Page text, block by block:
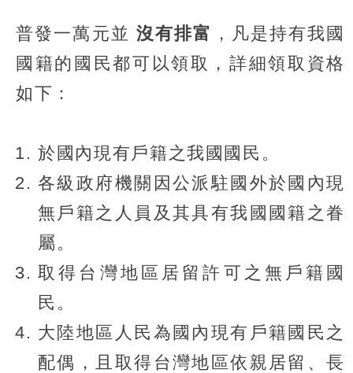
普發一萬元並 沒有排富 ，凡是持有我國
國籍的國民都可以領取，詳細領取資格
如下：
於國內現有戶籍之我國國民。
各級政府機關因公派駐國外於國內現
無戶籍之人員及其具有我國國籍之眷
屬。
取得台灣地區居留許可之無戶籍國
民。
大陸地區人民為國內現有戶籍國民之
配偶，且取得台灣地區依親居留、長